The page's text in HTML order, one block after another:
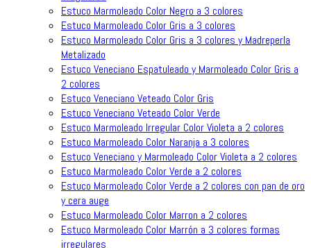
Estuco Marmoleado Color Negro a 3 colores
Estuco Marmoleado Color Gris a 3 colores
Estuco Marmoleado Color Gris a 3 colores y Madreperla
Metalizado
Estuco Veneciano Espatuleado y Marmoleado Color Gris a
2 colores
Estuco Veneciano Veteado Color Gris
Estuco Veneciano Veteado Color Verde
Estuco Marmoleado Irregular Color Violeta a 2 colores
Estuco Marmoleado Color Naranja a 3 colores
Estuco Veneciano y Marmoleado Color Violeta a 2 colores
Estuco Marmoleado Color Verde a 2 colores
Estuco Marmoleado Color Verde a 2 colores con pan de oro
y cera auge
Estuco Marmoleado Color Marron a 2 colores
Estuco Marmoleado Color Marrón a 3 colores formas
irregulares